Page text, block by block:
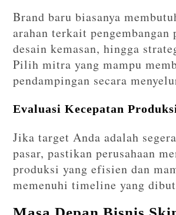
Brand baru biasanya
arahan terkait pengembangan
desain kemasan, hingga
Pilih mitra yang mampu
pendampingan secara
Evaluasi Kecepatan
Jika target Anda adalah
pasar, pastikan perusahaan
produksi yang efisien dan
memenuhi timeline yang